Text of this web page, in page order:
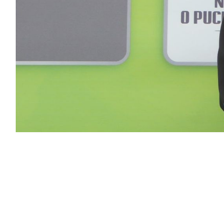
Majka jest obecnie zawodniczką AP LOTOS Gdańsk
Majka jest już trzecią zawodniczką wywodzącą się z
reprezentacji Polski, wcześniej tego zaszczytu
Na zgrupowania reprezentacji młodzieżowych Polski
Warszawa)i Kacper Nowak(obecnie Lotos Gdańsk),